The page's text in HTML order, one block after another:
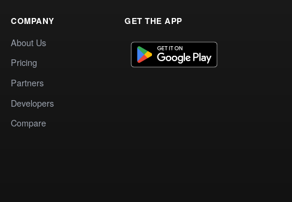
COMPANY
About Us
Pricing
Partners
Developers
Compare
GET THE APP